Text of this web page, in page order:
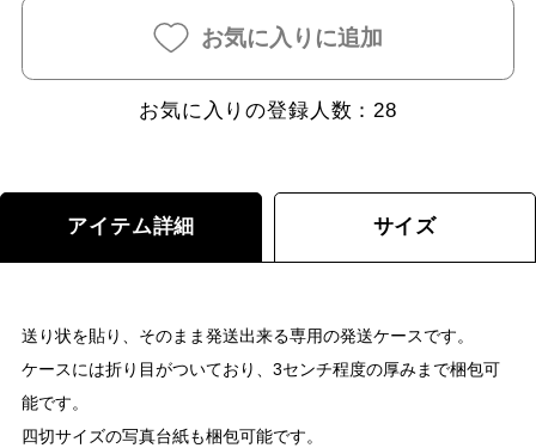
お気に入りに追加
お気に入りの登録人数：28
アイテム詳細 サイズ
送り状を貼り、そのまま発送出来る専用の発送ケースです。
ケースには折り目がついており、3センチ程度の厚みまで梱包可
能です。
四切サイズの写真台紙も梱包可能です。